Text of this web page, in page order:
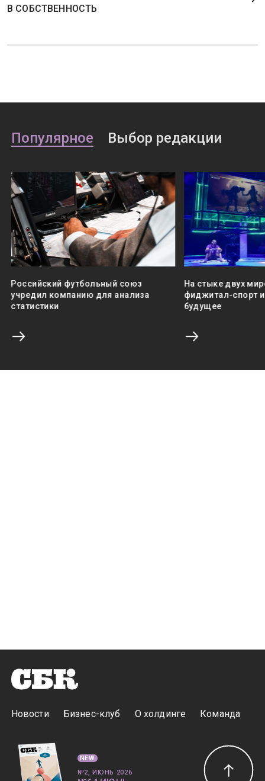
В СОБСТВЕННОСТЬ
Популярное Выбор редакции
Российский футбольный союз
учредил компанию для анализа
статистики
На стыке двух
фиджитал-спорт
будущее
Новости Бизнес-клуб О холдинге Команда
NEW
№2, ИЮНЬ 2026